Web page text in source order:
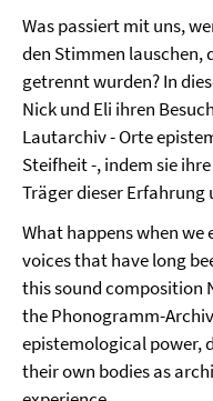
Was passiert mit uns,
den Stimmen lauschen,
getrennt wurden? In
Nick und Eli ihren
Lautarchiv - Orte
Steifheit -, indem sie
Träger dieser Erfahrung
What happens when
voices that have long
this sound composition
the Phonogramm-
epistemological power,
their own bodies as